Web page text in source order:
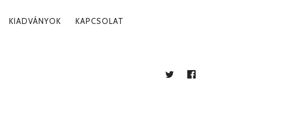
KIADVÁNYOK KAPCSOLAT
TWITTERFACEBOOK